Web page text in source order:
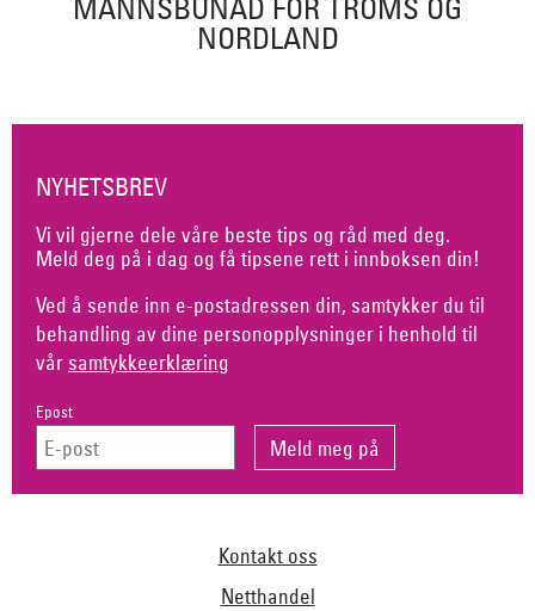
MANNSBUNAD FOR TROMS OG
NORDLAND
NYHETSBREV
Vi vil gjerne dele våre beste tips og råd med deg.
Meld deg på i dag og få tipsene rett i innboksen din!
Ved å sende inn e-postadressen din, samtykker du til
behandling av dine personopplysninger i henhold til
vår samtykkeerklæring
Epost
Kontakt oss
Netthandel